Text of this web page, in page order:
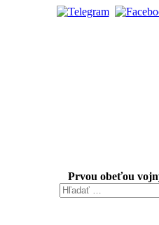
Prvou obeťou
Hľadať: